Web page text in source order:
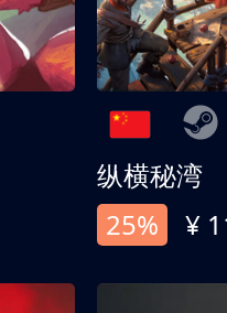
纵横秘湾
25%
¥